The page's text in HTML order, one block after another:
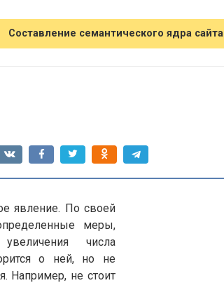
Составление семантического ядра сайта
явление. По своей
меры,
числа
о ней, но не
Например, не стоит